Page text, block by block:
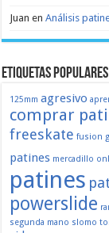
Juan enAnálisis
Etiquetas populares
125mm agresivo
comprar
freeskate fusion
patines mercadillo
patines
powerslide
segunda mano slomo